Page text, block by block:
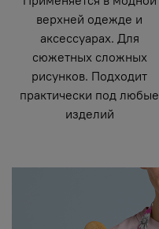
верхней одежде и
аксессуарах. Для
сюжетных сложных
рисунков. Подходит
практически под любые
изделий